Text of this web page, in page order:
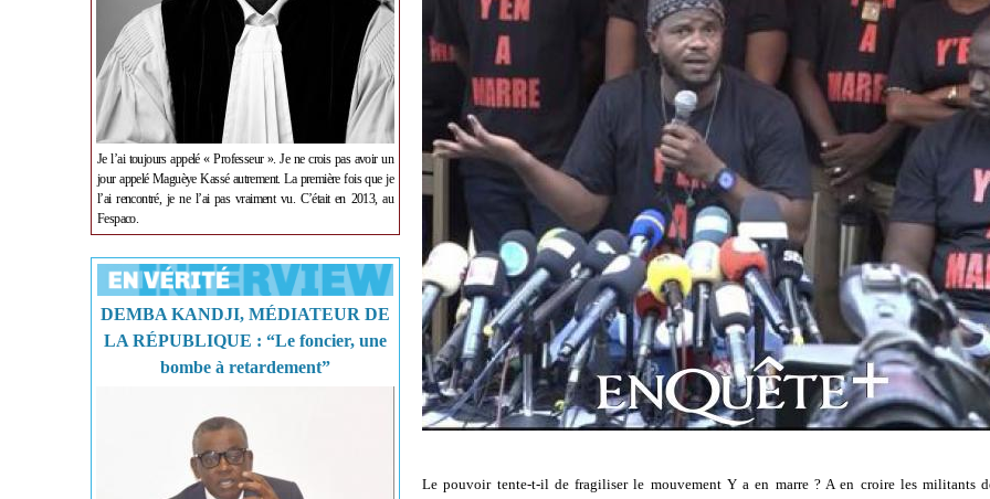
Je l’ai toujours appelé « Professeur ». Je ne crois pas avoir un
jour appelé Maguèye Kassé autrement. La première fois que je
l’ai rencontré, je ne l’ai pas vraiment vu. C’était en 2013, au
Fespaco.
DEMBA KANDJI, MÉDIATEUR DE
LA RÉPUBLIQUE : “Le foncier, une
bombe à retardement”
Le pouvoir tente-t-il de fragiliser le mouvement Y a en marre ? A en croire les militants